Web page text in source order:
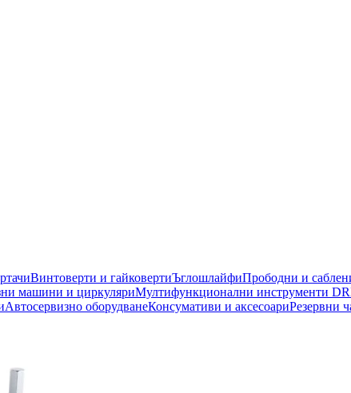
Винтоверти и гайковертиЪглошлайфиПрободни и
машини и циркуляриМултифункционални инструменти
Автосервизно оборудванеКонсумативи и аксесоариРезервни